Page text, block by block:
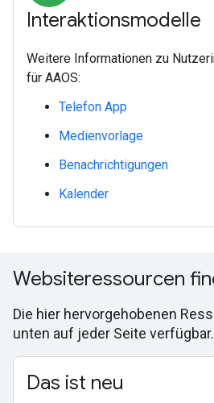
Interaktionsmodelle
Weitere Informationen zu
für AAOS:
Telefon App
Medienvorlage
Benachrichtigungen
Kalender
Websiteressourcen
Die hier hervorgehobenen
unten auf jeder Seite verfügbar.
Das ist neu